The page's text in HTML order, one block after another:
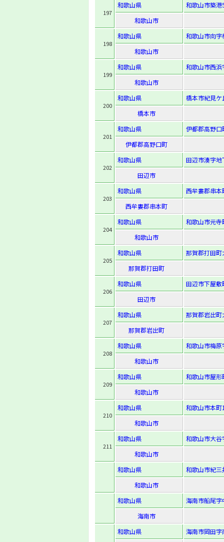
197
和歌山県
和歌山市築
和歌山市
198
和歌山県
和歌山市向
和歌山市
199
和歌山県
和歌山市西
和歌山市
200
和歌山県
橋本市紀見
橋本市
201
和歌山県
伊都郡高野
伊都郡高野口町
202
和歌山県
田辺市湊字
田辺市
203
和歌山県
西牟婁郡串
西牟婁郡串本町
204
和歌山県
和歌山市元
和歌山市
205
和歌山県
那賀郡打田
那賀郡打田町
206
和歌山県
田辺市下屋
田辺市
207
和歌山県
那賀郡岩出
那賀郡岩出町
208
和歌山県
和歌山市梅
和歌山市
209
和歌山県
和歌山市屋
和歌山市
210
和歌山県
和歌山市本
和歌山市
211
和歌山県
和歌山市大
和歌山市
和歌山県
和歌山市紀
和歌山市
和歌山県
海南市船尾
海南市
和歌山県
海南市岡田